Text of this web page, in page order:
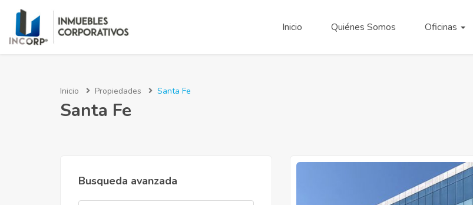
Inicio Quiénes Somos Oficinas
Inicio Propiedades Santa Fe
Santa Fe
Busqueda avanzada